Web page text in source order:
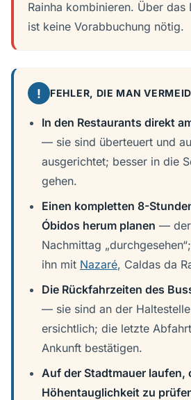
Rainha kombinieren. Über das
ist keine Vorabbuchung nötig.
! FEHLER, DIE MAN
In den Restaurants direkt
— sie sind überteuert und
ausgerichtet; besser in die
gehen.
Einen kompletten 8-
Óbidos herum planen — der
Nachmittag
ihn mit Nazaré, Caldas da
Die Rückfahrzeiten des
— sie sind an der
ersichtlich; die letzte
Ankunft bestätigen.
Auf der Stadtmauer laufen,
Höhentauglichkeit zu